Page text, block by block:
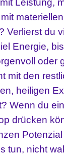
Leistung,
Verlierst du
Energie,
oder
mit den
heiligen
Wenn du
drücken
tun, nicht